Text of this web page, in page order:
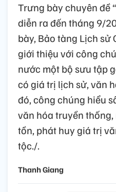
Trưng bày chuyên đề
diễn ra đến tháng 9/
bày, Bảo tàng Lịch sử
giới thiệu với công
nước một bộ sưu tập
có giá trị lịch sử, văn
đó, công chúng hiểu
văn hóa truyền
tồn, phát huy giá trị
tộc./.
Thanh Giang